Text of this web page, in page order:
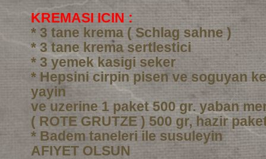
KREMASI ICIN :
* 3 tane krema ( Schlag sahne )
* 3 tane krema sertlestici
* 3 yemek kasigi seker
* Hepsini cirpin pisen ve soguyan
yayin
ve uzerine 1 paket 500 gr. yaban
( ROTE GRUTZE ) 500 gr, hazir
* Badem taneleri ile susuleyin
AFIYET OLSUN